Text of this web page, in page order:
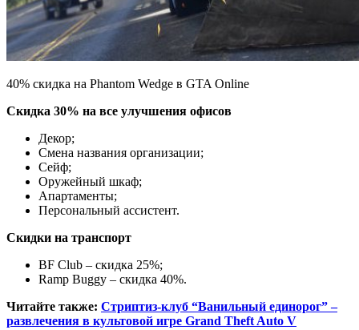
40% скидка на Phantom Wedge в GTA Online
Скидка 30% на все улучшения офисов
Декор;
Смена названия организации;
Сейф;
Оружейный шкаф;
Апартаменты;
Персональный ассистент.
Скидки на транспорт
BF Club – скидка 25%;
Ramp Buggy – скидка 40%.
Читайте также: Стриптиз-клуб “Ванильный единорог” –
развлечения в культовой игре Grand Theft Auto V